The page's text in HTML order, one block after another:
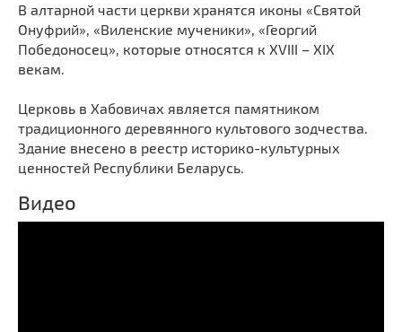
Галереи
Концертные залы
В алтарной части церкви хранятся иконы «Святой
Онуфрий», «Виленские мученики», «Георгий
Победоносец», которые относятся к XVIII – XIX
векам.
Церковь в Хабовичах является памятником
традиционного деревянного культового зодчества.
Здание внесено в реестр историко-культурных
ценностей Республики Беларусь.
Видео